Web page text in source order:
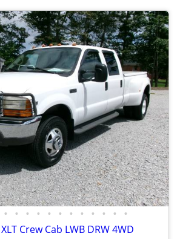
• • • • • • • • • • • •
Crew Cab LWB DRW 4WD